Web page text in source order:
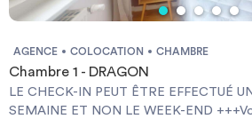
AGENCE COLOCATION CHAMBRE
Chambre 1 - DRAGON
LE CHECK-IN PEUT ÊTRE EFFECTUÉ
SEMAINE ET NON LE WEEK-END +++Vous devez fournir une